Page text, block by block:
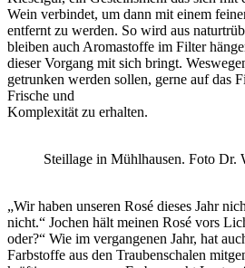
Wein verbindet, um dann mit einem
entfernt zu werden. So wird aus
bleiben auch Aromastoffe im Filter
dieser Vorgang mit sich bringt.
getrunken werden sollen, gerne auf das
Frische und
Komplexität zu erhalten.
Steillage in Mühlhausen. Foto Dr.
„Wir haben unseren Rosé dieses Jahr
nicht.“ Jochen hält meinen Rosé vors
oder?“ Wie im vergangenen Jahr, hat
Farbstoffe aus den Traubenschalen